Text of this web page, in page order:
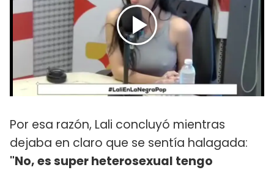
Por esa razón, Lali concluyó mientras
dejaba en claro que se sentía halagada:
"No, es super heterosexual tengo